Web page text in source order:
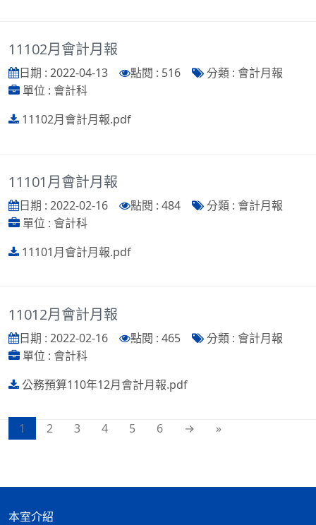
11102月會計月報
日期 : 2022-04-13 點閱 : 516
分類 : 會計月報
單位 : 會計科
11102月會計月報.pdf
11101月會計月報
日期 : 2022-02-16 點閱 : 484
分類 : 會計月報
單位 : 會計科
11101月會計月報.pdf
11012月會計月報
日期 : 2022-02-16 點閱 : 465
分類 : 會計月報
單位 : 會計科
公務預算110年12月會計月報.pdf
1 2 3 4 5 6 → »
本室介紹